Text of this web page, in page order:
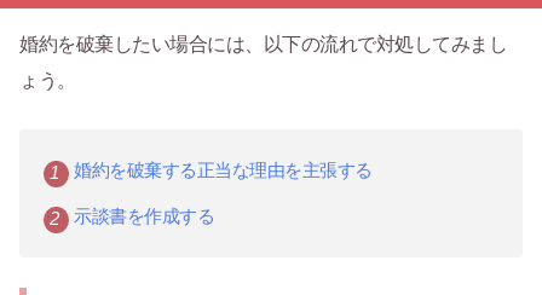
婚約を破棄したい場合には、以下の流れで対処してみまし
ょう。
婚約を破棄する正当な理由を主張する
示談書を作成する